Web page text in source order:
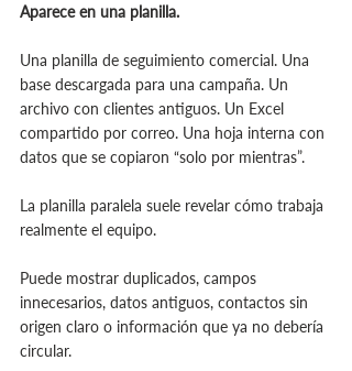
Aparece en una planilla.
Una planilla de seguimiento comercial. Una
base descargada para una campaña. Un
archivo con clientes antiguos. Un Excel
compartido por correo. Una hoja interna con
datos que se copiaron “solo por mientras”.
La planilla paralela suele revelar cómo trabaja
realmente el equipo.
Puede mostrar duplicados, campos
innecesarios, datos antiguos, contactos sin
origen claro o información que ya no debería
circular.